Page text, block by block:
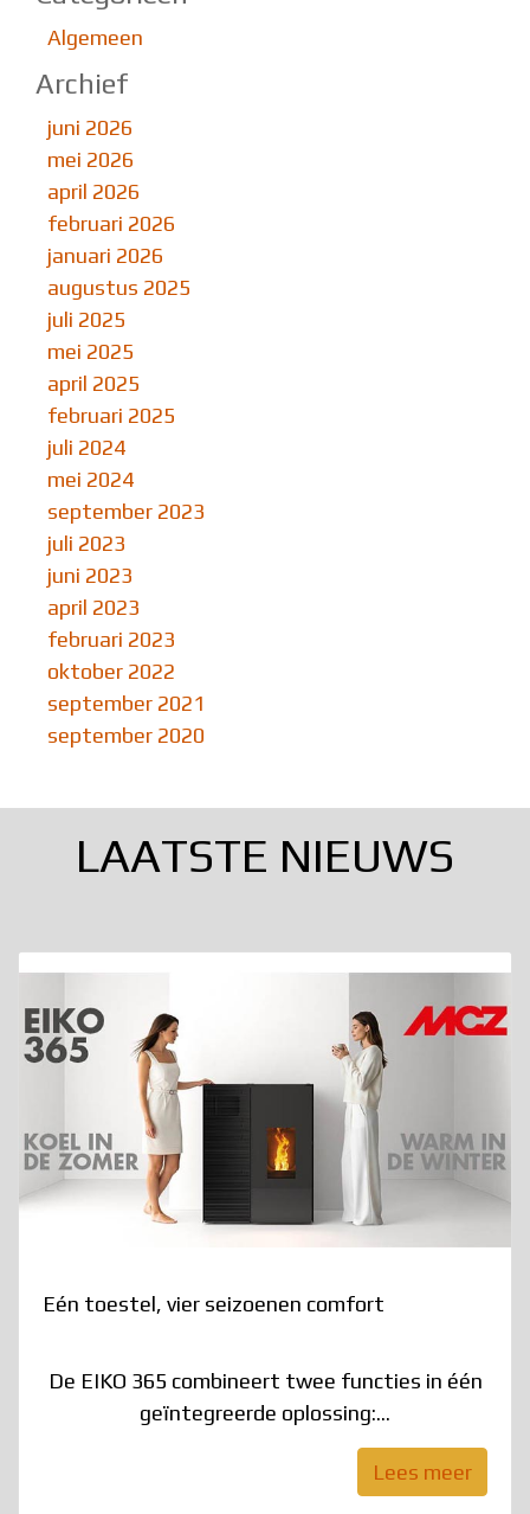
Algemeen
Archief
juni 2026
mei 2026
april 2026
februari 2026
januari 2026
augustus 2025
juli 2025
mei 2025
april 2025
februari 2025
juli 2024
mei 2024
september 2023
juli 2023
juni 2023
april 2023
februari 2023
oktober 2022
september 2021
september 2020
LAATSTE NIEUWS
Eén toestel, vier seizoenen comfort
De EIKO 365 combineert twee functies in één
geïntegreerde oplossing:...
Lees meer